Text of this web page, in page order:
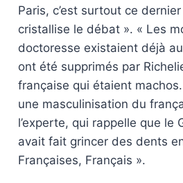
Paris, c’est surtout ce
cristallise le débat ». « Les
doctoresse existaient déjà
ont été supprimés par
française qui étaient
une masculinisation du
l’experte, qui rappelle que le
avait fait grincer des dents
Françaises, Français ».